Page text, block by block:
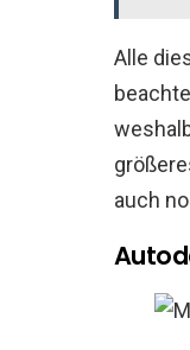
Alle
auch